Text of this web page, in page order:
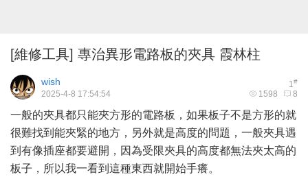
[維修工具] 專治異形電路板的夾具 霞林柱
1#
wish
1598 8
2025-4-8 17:54:54
一般的夾具都只能夾方形的電路板，如果板子不是方形的就
很難找到能夾緊的地方，另外就是高度的問題，一般夾具遇
到有像插座都要避開，因為受限夾具的高度都無法夾太高的
板子，所以我一看到這種東西就開始手癢。